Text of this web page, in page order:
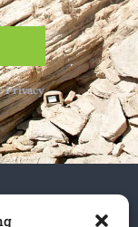
Privacy